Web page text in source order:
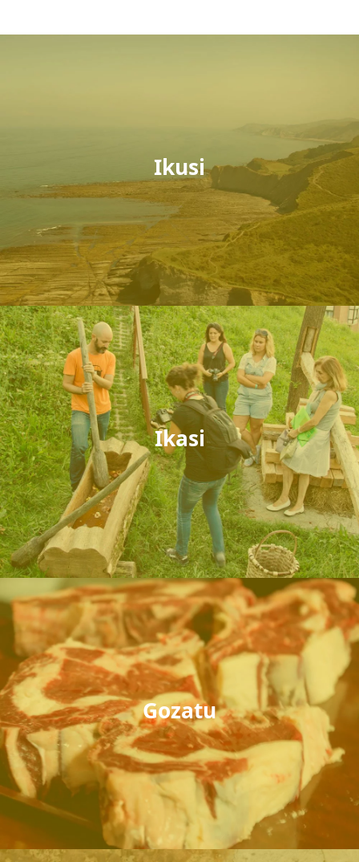
Ikusi
Ikasi
Gozatu